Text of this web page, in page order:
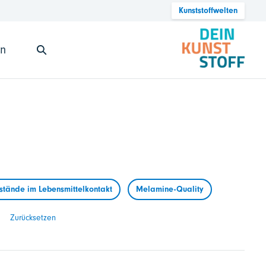
Kunststoffwelten
im Lebensmittelkontakt Melamine-Quality
Zurücksetzen